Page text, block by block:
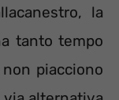
la
tanto tempo
piacciono